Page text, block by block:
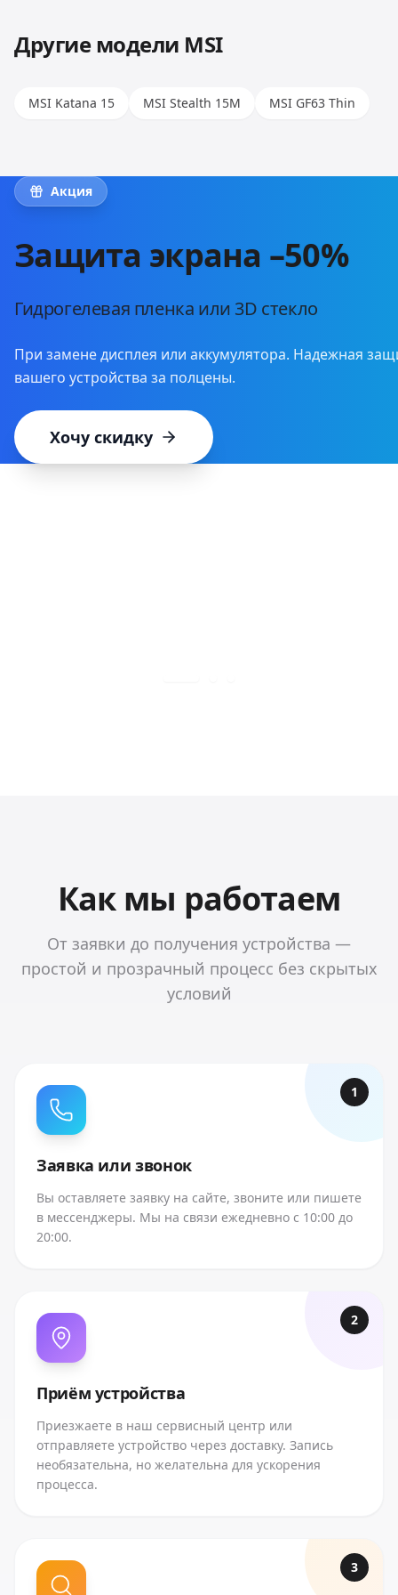
Другие модели MSI
MSI Katana 15 MSI Stealth 15M MSI GF63 Thin
Акция
Защита экрана –50%
Гидрогелевая пленка или 3D стекло
При замене дисплея или аккумулятора. Надежная
вашего устройства за полцены.
Хочу скидку
Как мы работаем
От заявки до получения устройства —
простой и прозрачный процесс без скрытых
условий
1
Заявка или звонок
Вы оставляете заявку на сайте, звоните или пишете
в мессенджеры. Мы на связи ежедневно с 10:00 до
20:00.
2
Приём устройства
Приезжаете в наш сервисный центр или
отправляете устройство через доставку. Запись
необязательна, но желательна для ускорения
процесса.
3